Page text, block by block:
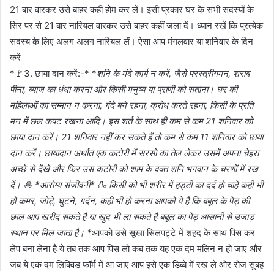
21 बार वारकर उसे बाहर कहीं होम कर लें। इसी प्रकार घर के सभी सदस्यों के
सिर पर से 21 बार नारियल वारकर उसे बाहर कहीं जला दें। ध्यान रखें कि प्रत्येक
सदस्य के लिए अलग अलग नारियल लें। ऐसा आप मंगलवार या शनिवार के दिन
करें
*🚩3. छाया दान करें:-* *शनि के मंदे कार्य न करें, जैसे परस्त्रीगमन, शराब
पीना, ब्याज का धंधा करना और किसी मनुष्य या प्राणी को सताना। घर की
महिलाओं का सम्मान न करना, गंदे बने रहना, क्रोध करते रहना, किसी के प्रति
मन में छल कपट रखना आदि। इस शर्त के साथ ही कम से कम 21 शनिवार को
छाया दान करें। 21 शनिवार नहीं कर सकते हैं तो कम से कम 11 शनिवार को छाया
दान करें। छायादान अर्थात एक कटोरी में सरसो का तेल लेकर उसमें अपना चेहरा
अच्‍छे से देंखे और फिर उस कटोरी को शाम के वक्त शनि भगवान के चरणों में रख
दें। 🧆 *आरोग्य संजीवनी* 🍶 किसी को भी शरीर में हड्डी का दर्द हो चाहे कही भी
हो कमर, जोड़े, घुटने, गर्दन, कही भी हो करना आपको ये है कि बबूल के पेड़ की
छाल आप खरीद सकते है या खुद भी ला सकते है बबूल का पेड़ आसानी से उजाड़
स्थान पर मिल जाता है। *आपको उसे सूखा सिलपट्टे में शहद के साथ पिस कर
लेप बना लेना है ये तब तक आप पिस लो कब तक यह एक दम मलिन न हो जाए और
जब ये एक दम लिक्विड फॉर्म में आ जाए आप इसे एक डिब्बे में रख ले ओर रोज सुबह